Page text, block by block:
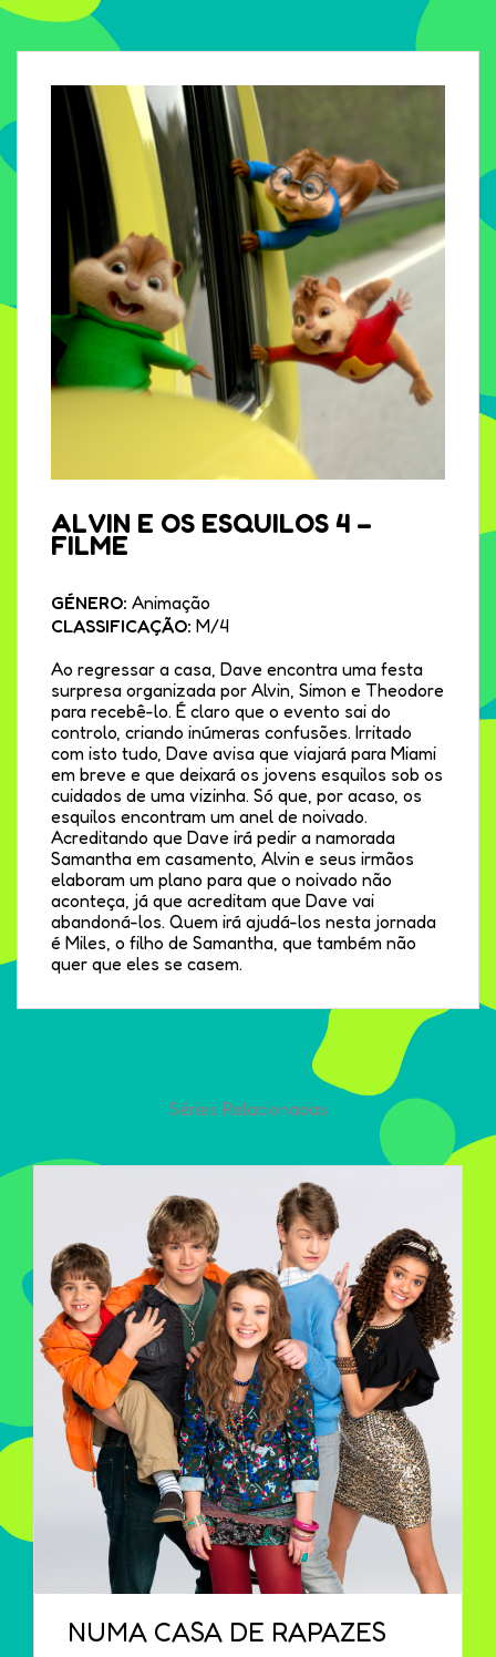
ALVIN E OS ESQUILOS 4 –
FILME
GÉNERO: Animação
CLASSIFICAÇÃO: M/4
Ao regressar a casa, Dave encontra uma festa
surpresa organizada por Alvin, Simon e Theodore
para recebê-lo. É claro que o evento sai do
controlo, criando inúmeras confusões. Irritado
com isto tudo, Dave avisa que viajará para Miami
em breve e que deixará os jovens esquilos sob os
cuidados de uma vizinha. Só que, por acaso, os
esquilos encontram um anel de noivado.
Acreditando que Dave irá pedir a namorada
Samantha em casamento, Alvin e seus irmãos
elaboram um plano para que o noivado não
aconteça, já que acreditam que Dave vai
abandoná-los. Quem irá ajudá-los nesta jornada
é Miles, o filho de Samantha, que também não
quer que eles se casem.
Séries Relacionadas
NUMA CASA DE RAPAZES